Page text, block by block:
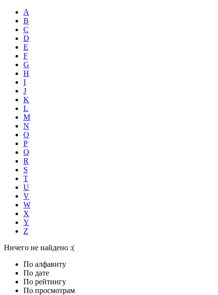
A
B
C
D
E
F
G
H
I
J
K
L
M
N
O
P
Q
R
S
T
U
V
W
X
Y
Z
Ничего не найдено :(
По алфавиту
По дате
По рейтингу
По просмотрам